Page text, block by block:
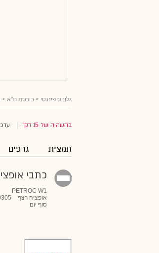
גלובס פיננסי > בורסת ת"א >
בהשהיה של 15 דק'
תמצית גרפים
כתבי
PETROC W1
אופציה רצף
סוף יום